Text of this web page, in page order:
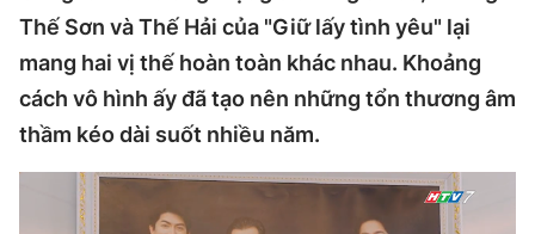
Thế Sơn và Thế Hải của "Giữ lấy tình yêu" lại
mang hai vị thế hoàn toàn khác nhau. Khoảng
cách vô hình ấy đã tạo nên những tổn thương âm
thầm kéo dài suốt nhiều năm.